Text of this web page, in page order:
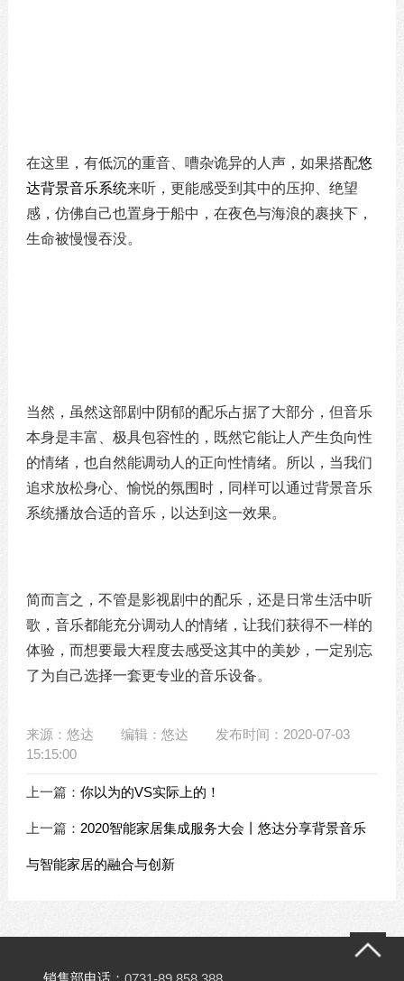
在这里，有低沉的重音、嘈杂诡异的人声，如果搭配悠
达背景音乐系统来听，更能感受到其中的压抑、绝望
感，仿佛自己也置身于船中，在夜色与海浪的裹挟下，
生命被慢慢吞没。
当然，虽然这部剧中阴郁的配乐占据了大部分，但音乐
本身是丰富、极具包容性的，既然它能让人产生负向性
的情绪，也自然能调动人的正向性情绪。所以，当我们
追求放松身心、愉悦的氛围时，同样可以通过背景音乐
系统播放合适的音乐，以达到这一效果。
简而言之，不管是影视剧中的配乐，还是日常生活中听
歌，音乐都能充分调动人的情绪，让我们获得不一样的
体验，而想要最大程度去感受这其中的美妙，一定别忘
了为自己选择一套更专业的音乐设备。
来源：悠达 编辑：悠达
发布时间：2020-07-03
15:15:00
上一篇： 你以为的VS实际上的！
上一篇： 2020智能家居集成服务大会丨悠达分享背景音乐
与智能家居的融合与创新
销售部电话：